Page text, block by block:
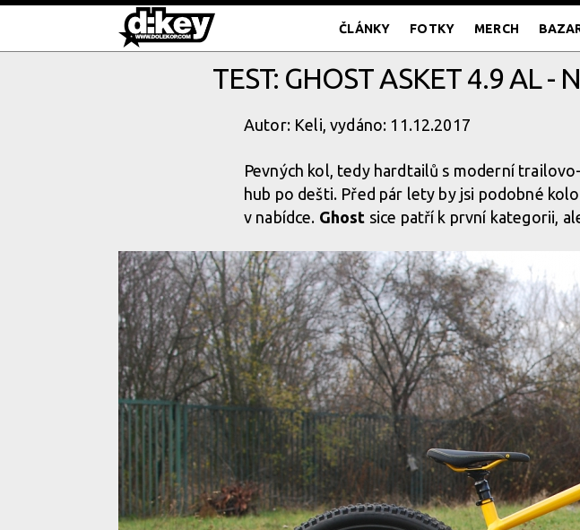
ČLÁNKY FOTKY MERCH
TEST: GHOST ASKET 4.9 AL -
Autor: Keli, vydáno: 11.12.2017
Pevných kol, tedy hardtailů s moderní
hub po dešti. Před pár lety by jsi podobné
v nabídce. Ghost sice patří k první kategorii,